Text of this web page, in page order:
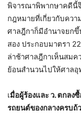
พิจารณาพิพากษาคดีนี้
กฎหมายที่เกี่ยวกับควา
ศาลฎีกาก็มีอำนาจยกขึ้
สอง ประกอบมาตรา
ล่าช้าศาลฎีกาเห็นสมค
ย้อนสำนวนไปให้ศาล
เมื่อผู้ร้องและ ว. ตกลง
รถยนต์ของกลางครบ